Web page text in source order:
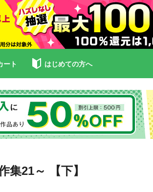
ート はじめての方へ
集21～ 【下】